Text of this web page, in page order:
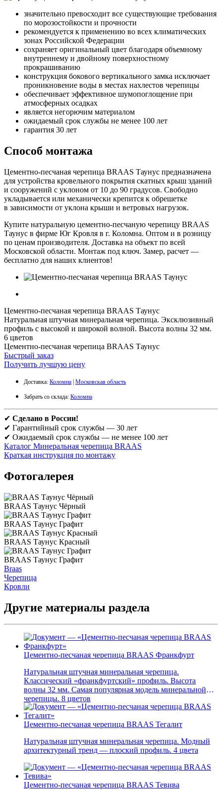
значительно превосходит все существующие требования
по морозостойкости и прочности
рекомендуется к применению во всех климатических
зонах Российской Федерации
сохраняет оригинальный цвет благодаря объемному
внутреннему и двойному поверхностному
прокрашиванию
конструкция бокового вертикального замка исключает
проникновение воды в местах нахлестов черепицы
обеспечивает эффективное шумопоглощение при
атмосферных осадках
является негорючим материалом
ожидаемый срок службы не менее 100 лет
гарантия 30 лет
Способ монтажа
Цементно-песчаная черепица BRAAS Таунус предназначена
для устройства кровельного покрытия скатных крыш зданий
и сооружений с уклоном от 10 до 90 градусов. Свободно
укладывается или механически крепится к обрешетке
в зависимости от уклона крыши и ветровых нагрузок.
Купите натуральную цементно-песчаную черепицу BRAAS
Таунус в фирме Юг Кровля в г. Коломна. Оптом и в розницу
по ценам производителя. Доставка на объект по всей
Московской области. Монтаж под ключ. Замер, расчет —
бесплатно для наших клиентов!
Цементно-песчаная черепица BRAAS Таунус
Натуральная штучная минеральная черепица. Эксклюзивный
профиль с высокой и широкой волной. Высота волны 32 мм.
6 цветов
Цементно-песчаная черепица BRAAS Таунус
Быстрый заказ
Получить лучшую цену
Доставка: Коломна | Московская область
Забрать со склада: Коломна
✔ Сделано в России!
✔ Гарантийный срок службы — 30 лет
✔ Ожидаемый срок службы — не менее 100 лет
Каталог Минеральная черепица BRAAS
Краткая инструкция по монтажу
Фотогалерея
BRAAS Таунус Чёрный
BRAAS Таунус Графит
BRAAS Таунус Красный
BRAAS Таунус Графит
Braas
Черепица
Кровли
Другие материалы раздела
Цементно-песчаная черепица BRAAS Франкфурт
Натуральная штучная минеральная черепица.
Классический «франкфуртский» профиль. Высота
волны 32 мм. Самая популярная модель минеральной
черепицы. 8 цветов
Цементно-песчаная черепица BRAAS Тегалит
Натуральная штучная минеральная черепица. Модный
архитектурный тренд — плоский профиль. 4 цвета
Цементно-песчаная черепица BRAAS Тевива